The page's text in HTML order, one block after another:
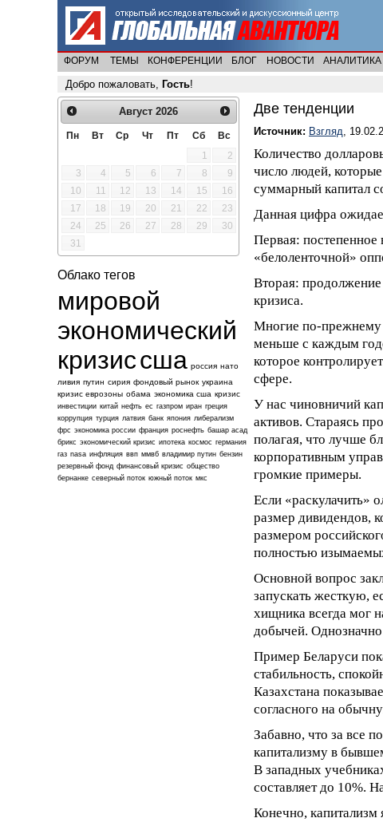
ФОРУМ ТЕМЫ КОНФЕРЕНЦИИ БЛОГ НОВОСТИ АНАЛИТИКА
Добро пожаловать, Гость!
Две тенденции
Источник: Взгляд,
Количество
число людей,
суммарный капитал
Данная цифра
Первая: постепенное
«белоленточной»
Вторая: продолжение
кризиса.
Многие по-прежнему
меньше с каждым
которое
сфере.
У нас чиновничий
активов. Стараясь
полагая, что лучше
корпоративным
громкие примеры.
Если «раскулачить»
размер дивидендов,
размером
полностью
Основной вопрос
запускать жесткую,
хищника всегда мог
добычей. Однозначно
Пример Беларуси
стабильность,
Казахстана
согласного на
Забавно, что за все
капитализму в
В западных
составляет до 10%.
Конечно, капитализм
Август 2026
Пн Вт Ср Чт Пт Сб
Вс
1
2
3
4 5 6 7 8
9
10
11 12 13 14 15
16
17
18 19 20 21 22
23
24
25 26 27 28 29
30
31
Облако тегов
мировой
экономический
кризиссша россия нато
ливия путин сирия фондовый рынок украина
кризис еврозоны обама экономика сша кризис
инвестиции китай нефть ес газпром иран греция
коррупция турция латвия банк япония либерализм
фрс экономика россии франция роснефть башар асад
брикс экономический кризис ипотека космос германия
газ nasa инфляция ввп ммвб владимир путин бензин
резервный фонд финансовый кризис общество
бернанке северный поток южный поток мкс